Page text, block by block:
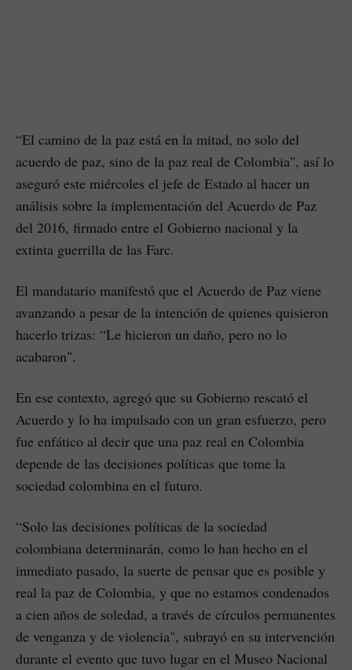
“El camino de la paz está en la mitad, no solo del
acuerdo de paz, sino de la paz real de Colombia", así lo
aseguró este miércoles el jefe de Estado al hacer un
análisis sobre la implementación del Acuerdo de Paz
del 2016, firmado entre el Gobierno nacional y la
extinta guerrilla de las Farc.
El mandatario manifestó que el Acuerdo de Paz viene
avanzando a pesar de la intención de quienes quisieron
hacerlo trizas: “Le hicieron un daño, pero no lo
acabaron".
En ese contexto, agregó que su Gobierno rescató el
Acuerdo y lo ha impulsado con un gran esfuerzo, pero
fue enfático al decir que una paz real en Colombia
depende de las decisiones políticas que tome la
sociedad colombina en el futuro.
“Solo las decisiones políticas de la sociedad
colombiana determinarán, como lo han hecho en el
inmediato pasado, la suerte de pensar que es posible y
real la paz de Colombia, y que no estamos condenados
a cien años de soledad, a través de círculos permanentes
de venganza y de violencia", subrayó en su intervención
durante el evento que tuvo lugar en el Museo Nacional